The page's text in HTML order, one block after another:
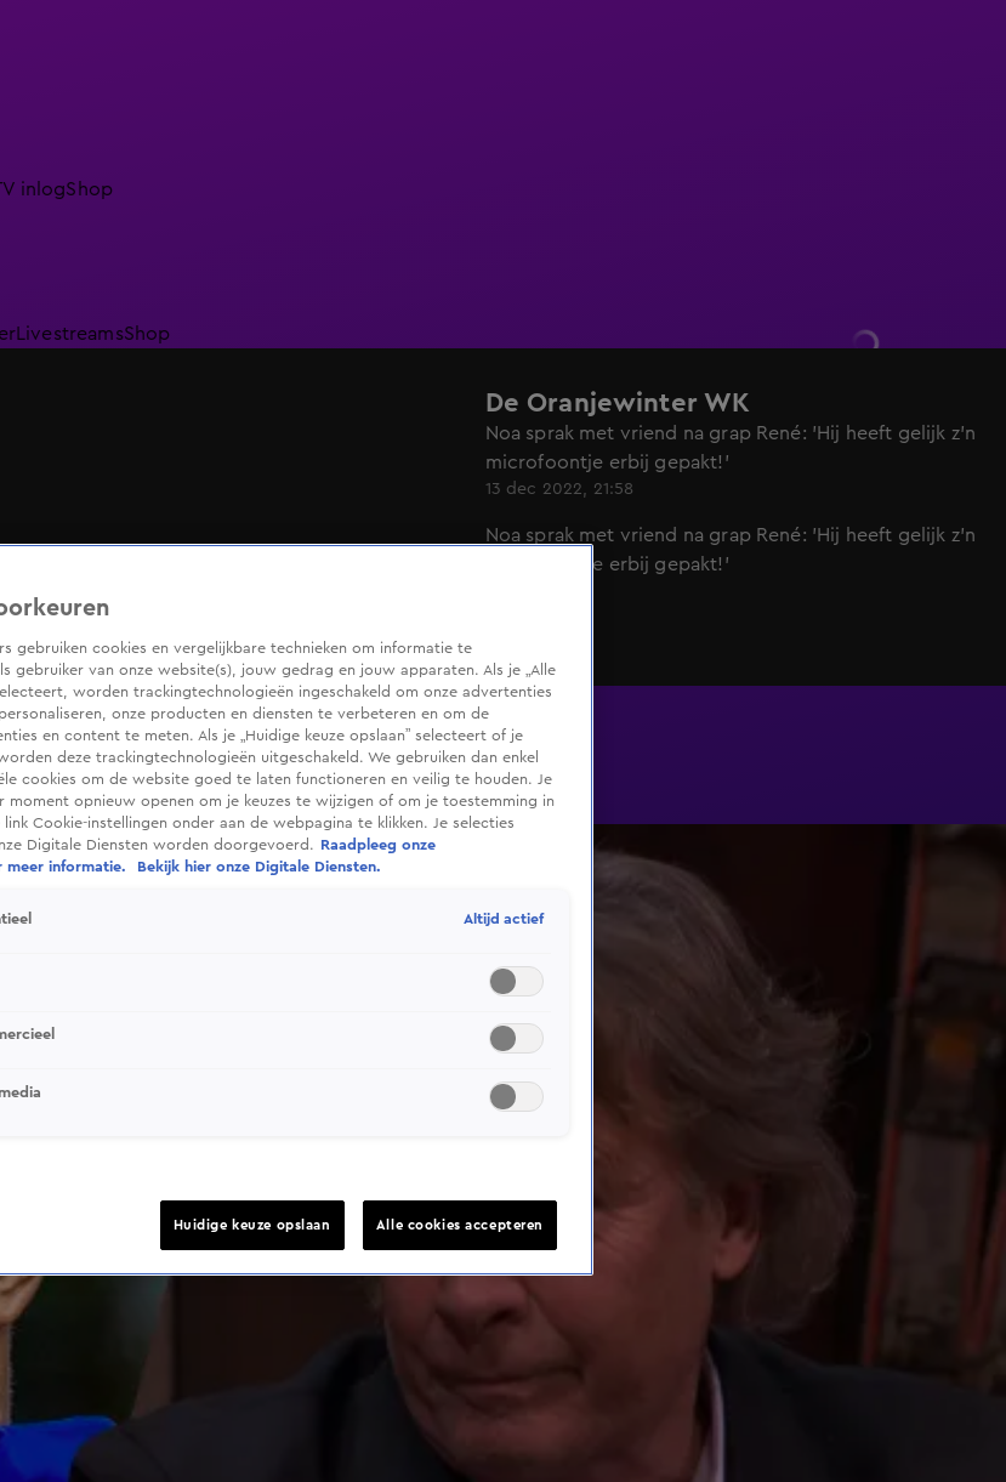
inlogShop
LivestreamsShop
De Oranjewinter WK
Noa sprak met vriend na grap René: 'Hij heeft gelijk z'n
microfoontje erbij gepakt!'
13 dec 2022, 21:58
Noa sprak met vriend na grap René: 'Hij heeft gelijk z'n
microfoontje erbij gepakt!'
gebruiken cookies en vergelijkbare technieken om informatie te
gebruiker van onze website(s), jouw gedrag en jouw apparaten. Als je „Alle
worden trackingtechnologieën ingeschakeld om onze advertenties
onze producten en diensten te verbeteren en om de
en content te meten. Als je „Huidige keuze opslaan” selecteert of je
deze trackingtechnologieën uitgeschakeld. We gebruiken dan enkel
cookies om de website goed te laten functioneren en veilig te houden. Je
moment opnieuw openen om je keuzes te wijzigen of om je toestemming in
Cookie-instellingen onder aan de webpagina te klikken. Je selecties
Digitale Diensten worden doorgevoerd.
Raadpleeg onze
meer informatie.
Bekijk hier onze Digitale Diensten.
Altijd actief
Huidige keuze opslaan Alle cookies accepteren